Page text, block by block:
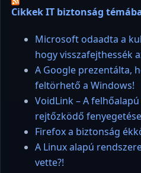
Cikkek IT biztonság
Microsoft odaadta a
hogy visszafejthessék
A Google prezentálta,
feltörhető a Windows!
VoidLink – A
rejtőzködő fenyegetése
Firefox a biztonság
A Linux alapú
vette?!